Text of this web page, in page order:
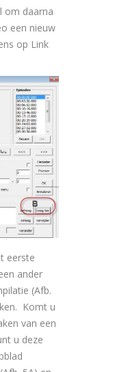
om daarna
een nieuw
op Link
eerste
ander
(Afb.
Komt u
van een
u deze